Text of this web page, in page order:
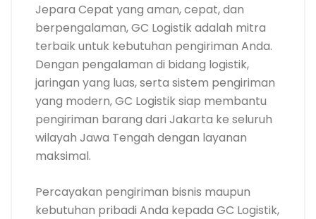
Jepara Cepat yang aman, cepat, dan
berpengalaman, GC Logistik adalah mitra
terbaik untuk kebutuhan pengiriman Anda.
Dengan pengalaman di bidang logistik,
jaringan yang luas, serta sistem pengiriman
yang modern, GC Logistik siap membantu
pengiriman barang dari Jakarta ke seluruh
wilayah Jawa Tengah dengan layanan
maksimal.
Percayakan pengiriman bisnis maupun
kebutuhan pribadi Anda kepada GC Logistik,